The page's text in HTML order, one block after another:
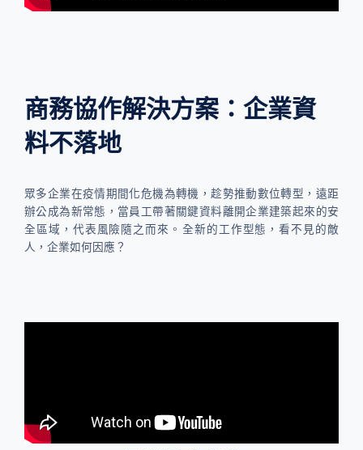
商務協作解決方案：企業資
料不落地
眾多企業在疫情期間化危機為轉機，趁勢推動數位轉型，遠距
辦公成為新常態，當員工帶著關鍵資料離開企業建築起來的安
全區域，代表風險隨之而來。​全新的工作型態，看不見的敵
人，企業如何因應？​